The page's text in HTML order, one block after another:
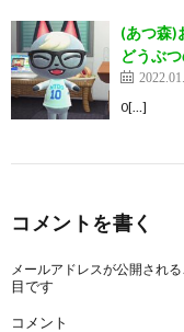
(あつ森)
どうぶ
0[…]
コメントを書く
メールアドレスが公開される
目です
コメント